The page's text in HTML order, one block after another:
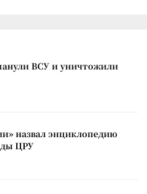
ВСУ и уничтожили
назвал энциклопедию
ЦРУ